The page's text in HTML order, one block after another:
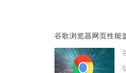
谷歌浏览器网页性能